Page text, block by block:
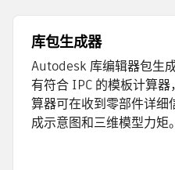
库包生成器
Autodesk 库编辑器包生
有符合 IPC 的模板计算器
算器可在收到零部件详细
成示意图和三维模型力矩。